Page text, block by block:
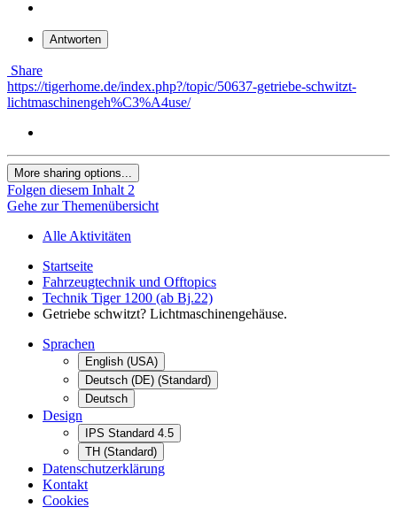
Antworten
Share
https://tigerhome.de/index.php?/topic/50637-getriebe-schwitzt-
lichtmaschinengeh%C3%A4use/
More sharing options...
Folgen diesem Inhalt 2
Gehe zur Themenübersicht
Alle Aktivitäten
Startseite
Fahrzeugtechnik und Offtopics
Technik Tiger 1200 (ab Bj.22)
Getriebe schwitzt? Lichtmaschinengehäuse.
Sprachen
English (USA)
Deutsch (DE) (Standard)
Deutsch
Design
IPS Standard 4.5
TH (Standard)
Datenschutzerklärung
Kontakt
Cookies